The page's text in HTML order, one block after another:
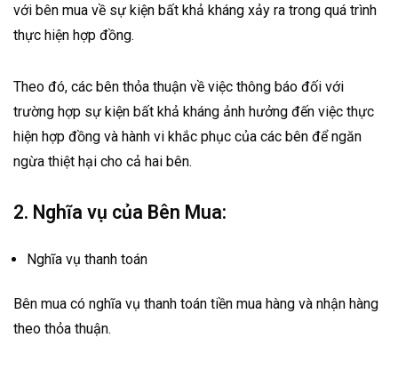
với bên mua về sự kiện bất khả kháng xảy ra trong quá trình
thực hiện hợp đồng.
Theo đó, các bên thỏa thuận về việc thông báo đối với
trường hợp sự kiện bất khả kháng ảnh hưởng đến việc thực
hiện hợp đồng và hành vi khắc phục của các bên để ngăn
ngừa thiệt hại cho cả hai bên.
2. Nghĩa vụ của Bên Mua:
Nghĩa vụ thanh toán
Bên mua có nghĩa vụ thanh toán tiền mua hàng và nhận hàng
theo thỏa thuận.